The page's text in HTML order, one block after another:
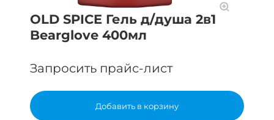
OLD SPICE Гель д/душа 2в1
Bearglove 400мл
Запросить прайс-лист
Добавить в корзину